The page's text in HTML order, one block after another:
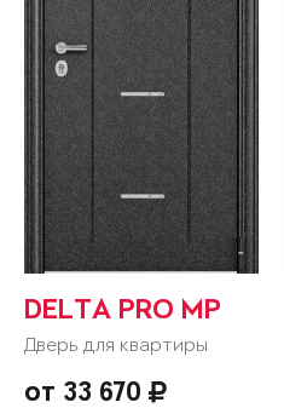
DELTA PRO MP
Дверь для квартиры
от 33 670